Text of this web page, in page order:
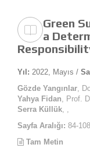
Green
a
Yıl: 2022, Mayıs /
Gözde Yangınlar ,
Yahya Fidan , Prof.
Serra Küllük
Sayfa Aralığı: 84-108
Tam Metin